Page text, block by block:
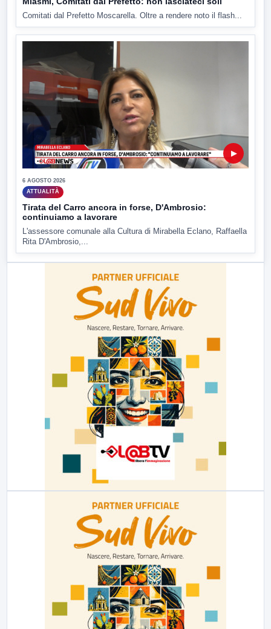
Comitati dal Prefetto Moscarella. Oltre a rendere noto il flash...
▶
6 AGOSTO 2026
ATTUALITÀ
Tirata del Carro ancora in forse, D'Ambrosio:
continuiamo a lavorare
L'assessore comunale alla Cultura di Mirabella Eclano, Raffaella
Rita D'Ambrosio,...